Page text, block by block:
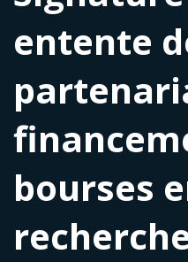
entente
bourses